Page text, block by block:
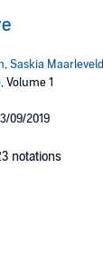
,Saskia Maarleveld
, Volume 1
09/2019
notations